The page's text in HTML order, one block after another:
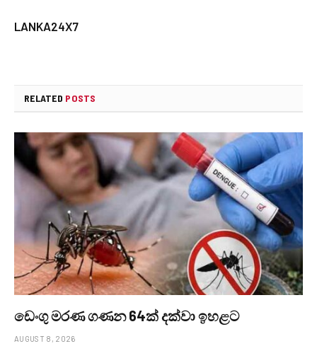
LANKA24X7
RELATED POSTS
ඩෙංගු මරණ ගණන 64ක් දක්වා ඉහළට
AUGUST 8, 2026